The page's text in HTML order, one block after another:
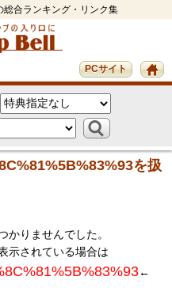
合ランキング・リンク集
PCサイト
を扱
かりませんでした。
示されている場合は
←